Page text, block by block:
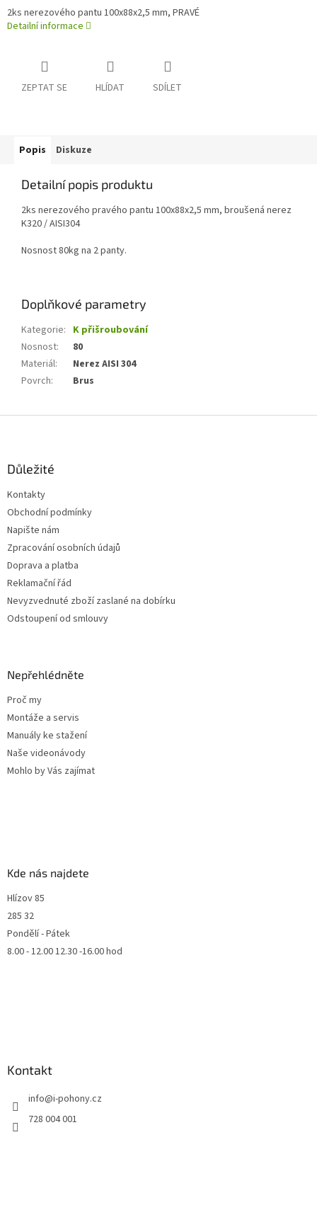
2ks nerezového pantu 100x88x2,5 mm, PRAVÉ
Detailní informace
ZEPTAT SE HLÍDAT SDÍLET
Popis Diskuze
Detailní popis produktu
2ks nerezového pravého pantu 100x88x2,5 mm, broušená nerez
K320 / AISI304
Nosnost 80kg na 2 panty.
Doplňkové parametry
Kategorie: K přišroubování
Nosnost:
80
Materiál:
Nerez AISI 304
Povrch: Brus
Důležité
Kontakty
Obchodní podmínky
Napište nám
Zpracování osobních údajů
Doprava a platba
Reklamační řád
Nevyzvednuté zboží zaslané na dobírku
Odstoupení od smlouvy
Nepřehlédněte
Proč my
Montáže a servis
Manuály ke stažení
Naše videonávody
Mohlo by Vás zajímat
Kde nás najdete
Hlízov 85
285 32
Pondělí - Pátek
8.00 - 12.00 12.30 -16.00 hod
Kontakt
info@i-pohony.cz
728 004 001